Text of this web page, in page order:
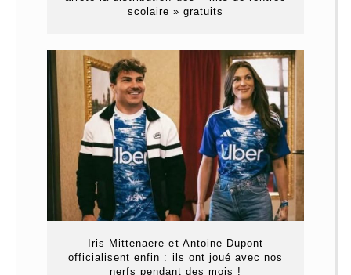
scolaire » gratuits
Iris Mittenaere et Antoine Dupont
officialisent enfin : ils ont joué avec nos
nerfs pendant des mois !